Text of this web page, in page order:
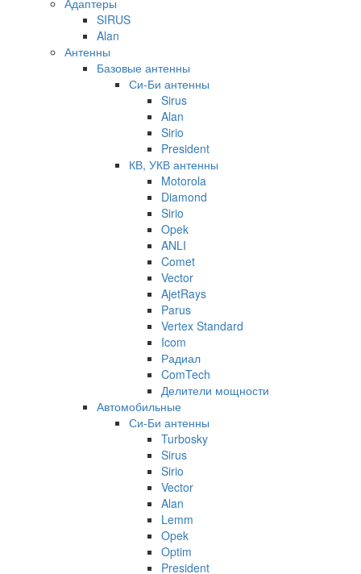
SIRUS
Alan
Антенны
Базовые антенны
Си-Би антенны
Sirus
Alan
Sirio
President
КВ, УКВ антенны
Motorola
Diamond
Sirio
Opek
ANLI
Comet
Vector
AjetRays
Parus
Vertex Standard
Icom
Радиал
ComTech
Делители мощности
Автомобильные
Си-Би антенны
Turbosky
Sirus
Sirio
Vector
Alan
Lemm
Opek
Optim
President